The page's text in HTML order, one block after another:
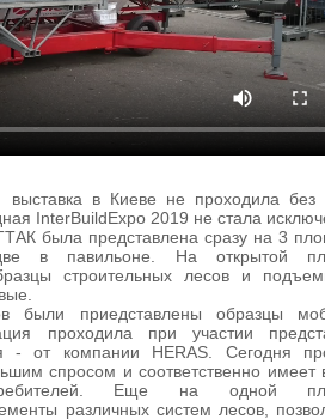
выставка в Киеве не проходила без
InterBuildExpo 2019 не стала
была представлена сразу на 3
в павильоне. На открытой
строительных лесов и
были приедставлены образцы
проходила при участии
- от компании HERAS. Сегодня
спросом и соответственно имеет
Еще на одной
различных систем лесов,